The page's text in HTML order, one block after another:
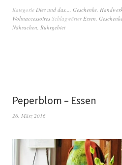
Kategorie Dies und das..., Geschenke,
Wohnaccessoires SchlagwörterEssen,
Nähsachen, Ruhrgebiet
Peperblom – Essen
26. März 2016